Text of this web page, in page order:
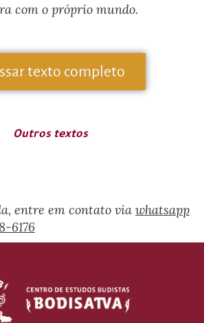
com o próprio mundo.
texto completo
Outros textos
entre em contato via whatsapp
6176